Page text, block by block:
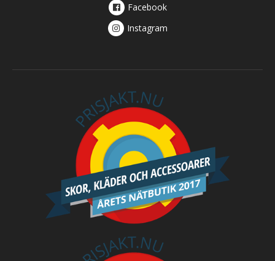
Facebook
Instagram